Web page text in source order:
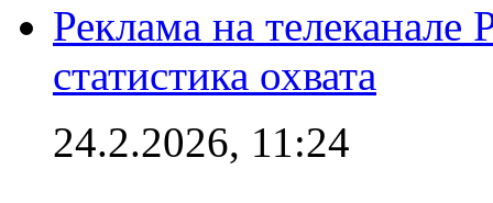
Реклама на
статистика охвата
24.2.2026, 11:24